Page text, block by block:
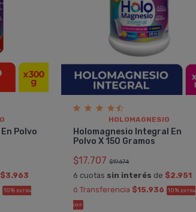
MARCELO
Holomagnesio Integral En
Polvo
$3.963
10% EXTRA
HOLOMAGNESIO
Holomagnesio Integral En
Polvo X 150 Gramos
$17.707 $19.674
6 cuotas sin interés de $2.951
ó Transferencia $15.936 10% EXTRA
OFF